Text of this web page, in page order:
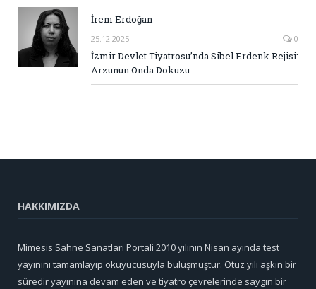
İrem Erdoğan
25.12.2025 0
İzmir Devlet Tiyatrosu’nda Sibel Erdenk Rejisi:
Arzunun Onda Dokuzu
HAKKIMIZDA
Mimesis Sahne Sanatları Portali 2010 yılının Nisan ayında test
yayınını tamamlayıp okuyucusuyla buluşmuştur. Otuz yılı aşkın bir
süredir yayınına devam eden ve tiyatro çevrelerinde saygın bir